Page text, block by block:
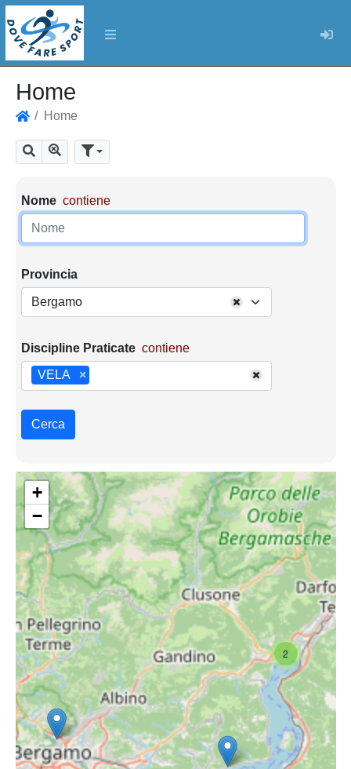
Home
Home
Cerca Mostra tutti i risultati
Parametri di ricerca
Nome contiene
Provincia
Bergamo
Discipline Praticate contiene
×
VELA
Cerca
2
+
−